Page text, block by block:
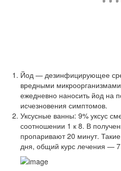
Йод — дезинфицирующее
вредными
ежедневно наносить йод на
исчезновения симптомов.
Уксусные ванны: 9% уксус
соотношении 1 к 8. В
пропаривают 20 минут.
дня, общий курс лечения —